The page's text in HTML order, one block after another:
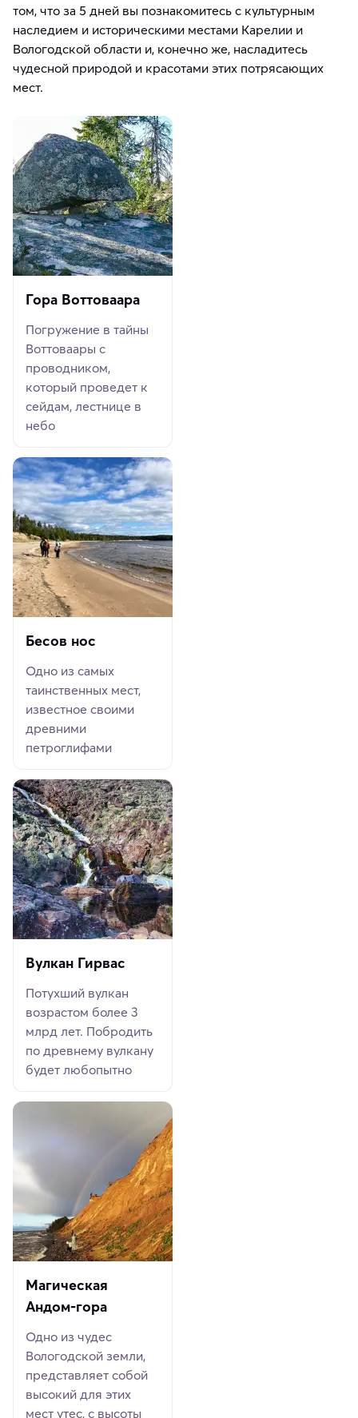
том, что за 5 дней вы познакомитесь с культурным
наследием и историческими местами Карелии и
Вологодской области и, конечно же, насладитесь
чудесной природой и красотами этих потрясающих
мест.
Гора Воттоваара
Погружение в тайны
Воттоваары с
проводником,
который проведет к
сейдам, лестнице в
небо
Бесов нос
Одно из самых
таинственных мест,
известное своими
древними
петроглифами
Вулкан Гирвас
Потухший вулкан
возрастом более 3
млрд лет. Побродить
по древнему вулкану
будет любопытно
Магическая
Андом-гора
Одно из чудес
Вологодской земли,
представляет собой
высокий для этих
мест утес, с высоты